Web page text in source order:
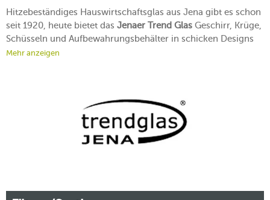
Hitzebeständiges Hauswirtschaftsglas aus Jena gibt es schon
seit 1920, heute bietet das Jenaer Trend Glas Geschirr, Krüge,
Schüsseln und Aufbewahrungsbehälter in schicken Designs
und aus High-Tech-Materialien. Die Alleskönner im Haushalt
Getränke lassen sich in den formschönen Gläsern zubereiten.
Mehr anzeigen